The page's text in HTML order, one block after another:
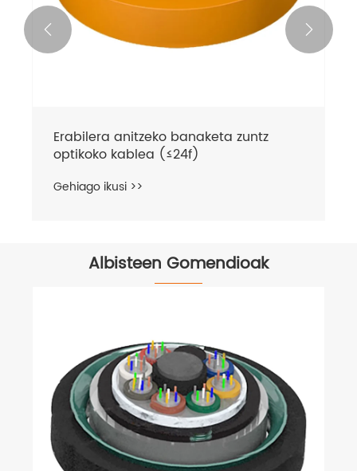
Erabilera anitzeko banaketa zuntz
optikoko kablea (≤24f)
Gehiago ikusi >>
 
Albisteen Gomendioak